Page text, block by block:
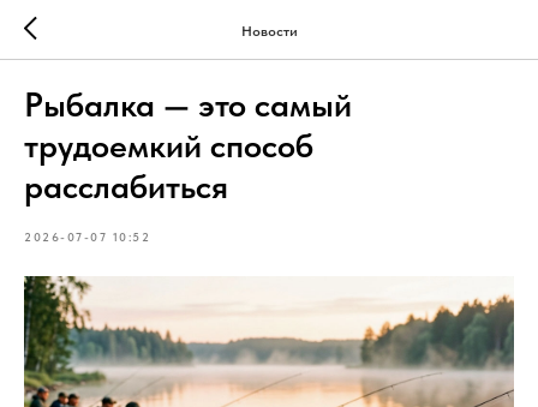
Новости
Рыбалка — это самый
трудоемкий способ
расслабиться
2026-07-07 10:52